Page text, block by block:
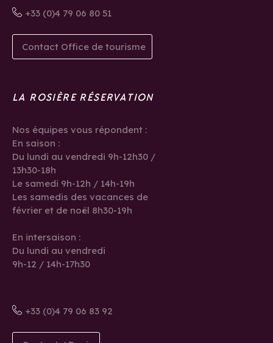
+33 (0)4 79 06 80 51
Contact Office de tourisme
LA ROSIÈRE RÉSERVATION
Nos équipes vous répondent :
En saison :
Du lundi au vendredi 9h-12h30 /
13h30-18h
Le samedi 9h-12h / 14h-19h
Les samedis des vacances de
février et de noël 8h30-19h
En intersaison :
Du lundi au vendredi
9h-12 / 14h-17h30
+33 (0)4 79 06 83 92